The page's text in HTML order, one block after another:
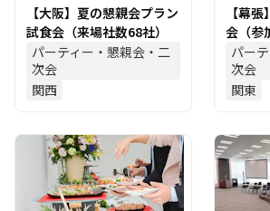
【大阪】夏の懇親会プラン
試食会（来場社数68社）
パーティー・懇親会・二
次会
関西
【幕
会（参
パー
次会
関東